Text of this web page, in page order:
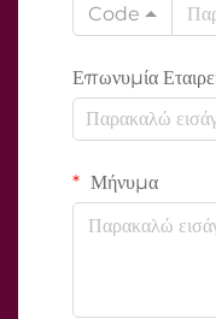
Code
Επωνυμία
Μήνυμα